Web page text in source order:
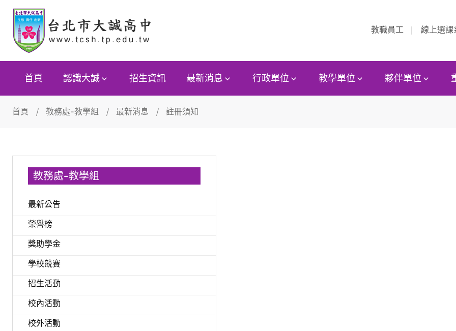
教職員工 線上選課
首頁 認識大誠 招生資訊 最新消息 行政單位 教學單位 夥伴單位
首頁 教務處-教學組 最新消息 註冊須知
教務處-教學組
最新公告
榮譽榜
獎助學金
學校競賽
招生活動
校內活動
校外活動